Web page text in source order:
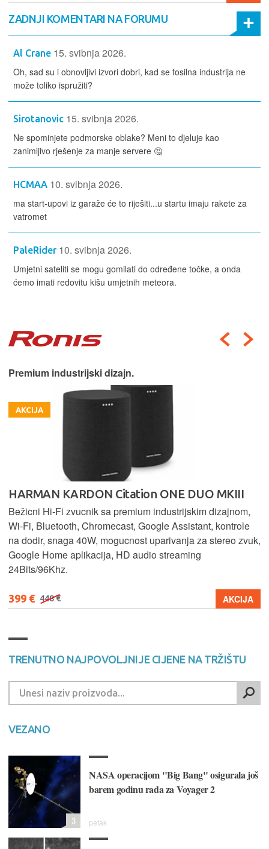
ZADNJI KOMENTARI NA FORUMU
Al Crane 15. svibnja 2026.
Oh, sad su i obnovljivi izvori dobri, kad se fosilna industrija ne
može toliko ispružiti?
Sirotanovic 15. svibnja 2026.
Ne spominjete podmorske oblake? Meni to djeluje kao
zanimljivo rješenje za manje servere 🤔
HCMAA 10. svibnja 2026.
ma start-upovi iz garaže će to riješiti...u startu imaju rakete za
vatromet
PaleRider 10. svibnja 2026.
Umjetni sateliti se mogu gomilati do određene točke, a onda
ćemo imati redovitu kišu umjetnih meteora.
Premium industrijski dizajn.
AKCIJA
HARMAN KARDON Citation ONE DUO MKIII
Bežicni Hi-Fi zvucnik sa premium industrijskim dizajnom,
Wi-Fi, Bluetooth, Chromecast, Google Assistant, kontrole
na dodir, snaga 40W, mogucnost uparivanja za stereo zvuk,
Google Home aplikacija, HD audio streaming
24Bits/96Khz.
399 € 448 € AKCIJA
TRENUTNO NAJPOVOLJNIJE CIJENE NA TRŽIŠTU
VEZANO
NASA operacijom "Big Bang" osigurala još
barem godinu rada za Voyager 2
petak
3